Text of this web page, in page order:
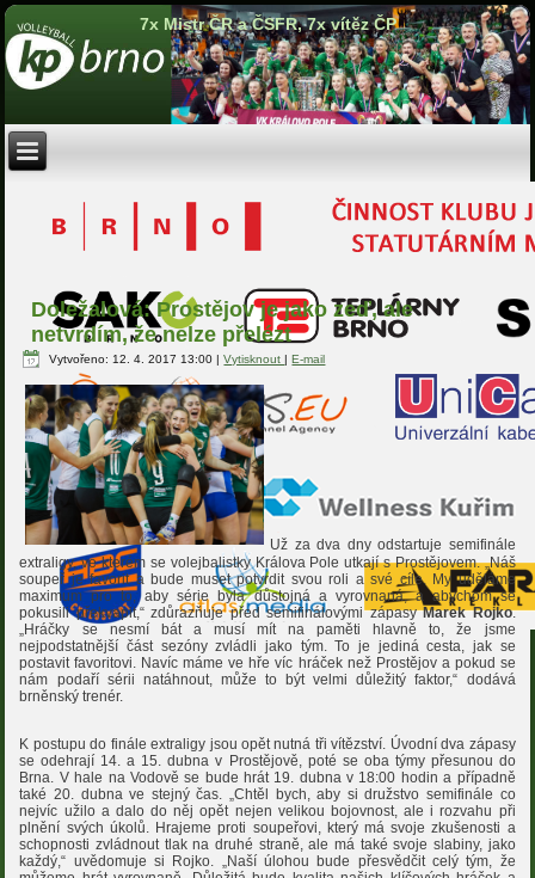
7x Mistr ČR a ČSFR, 7x vítěz ČP
Doležalová: Prostějov je jako zeď, ale
netvrdím, že nelze přelézt
Vytvořeno: 12. 4. 2017 13:00 |Vytisknout|E-mail
Už za dva dny odstartuje semifinále
extraligy, ve kterém se volejbalistky Králova Pole utkají s Prostějovem. „Náš
soupeř je favorit a bude muset potvrdit svou roli a své cíle. My uděláme
maximum pro to, aby série byla důstojná a vyrovnaná, a abychom se
pokusili překvapit,“ zdůrazňuje před semifinálovými zápasyMarek Rojko.
„Hráčky se nesmí bát a musí mít na paměti hlavně to, že jsme
nejpodstatnější část sezóny zvládli jako tým. To je jediná cesta, jak se
postavit favoritovi. Navíc máme ve hře víc hráček než Prostějov a pokud se
nám podaří sérii natáhnout, může to být velmi důležitý faktor,“ dodává
brněnský trenér.
K postupu do finále extraligy jsou opět nutná tři vítězství. Úvodní dva zápasy
se odehrají 14. a 15. dubna v Prostějově, poté se oba týmy přesunou do
Brna. V hale na Vodově se bude hrát 19. dubna v 18:00 hodin a případně
také 20. dubna ve stejný čas. „Chtěl bych, aby si družstvo semifinále co
nejvíc užilo a dalo do něj opět nejen velikou bojovnost, ale i rozvahu při
plnění svých úkolů. Hrajeme proti soupeřovi, který má svoje zkušenosti a
schopnosti zvládnout tlak na druhé straně, ale má také svoje slabiny, jako
každý,“ uvědomuje si Rojko. „Naší úlohou bude přesvědčit celý tým, že